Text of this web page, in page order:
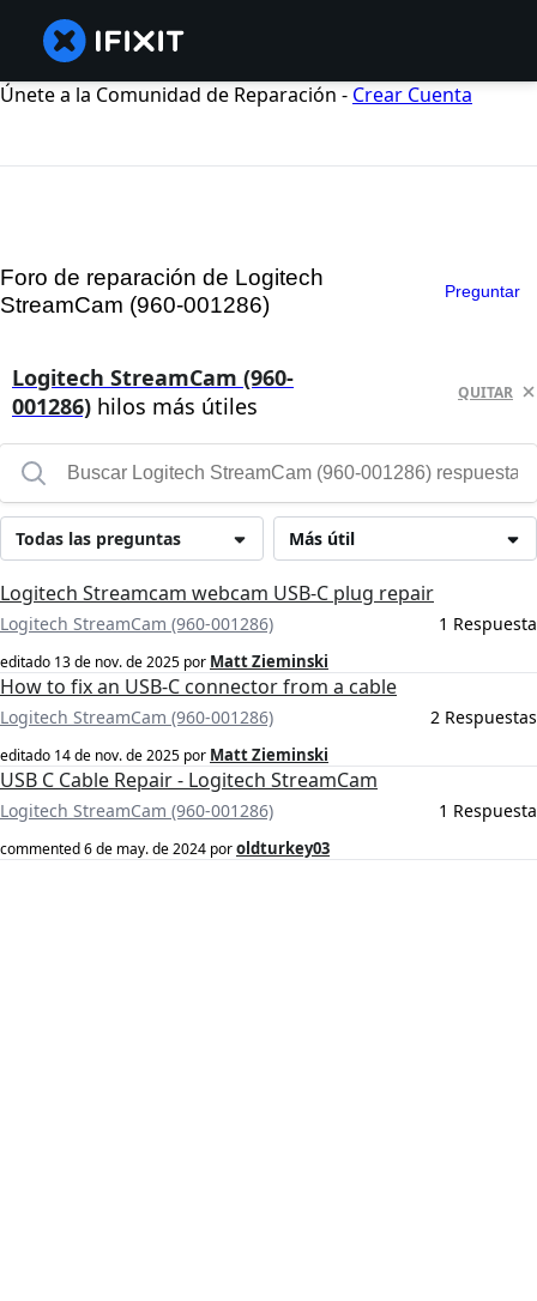
Únete a la Comunidad de Reparación - Crear Cuenta
Foro de reparación de Logitech
StreamCam (‎960-001286)
Preguntar
Logitech StreamCam (‎960-
001286) hilos más útiles QUITAR
Más útil
Todas las preguntas
Logitech Streamcam webcam USB-C plug repair
Logitech StreamCam (‎960-001286) 1 Respuesta
editado 13 de nov. de 2025 por Matt Zieminski
How to fix an USB-C connector from a cable
Logitech StreamCam (‎960-001286) 2 Respuestas
editado 14 de nov. de 2025 por Matt Zieminski
USB C Cable Repair - Logitech StreamCam
Logitech StreamCam (‎960-001286) 1 Respuesta
commented6 de may. de 2024 poroldturkey03